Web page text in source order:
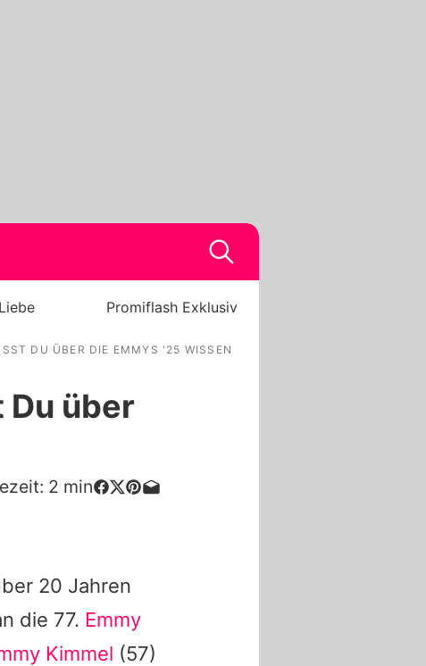
Promiflash Exklusiv
DU ÜBER DIE EMMYS '25 WISSEN
Du über
2 min
20 Jahren
die 77. Emmy
Kimmel (57)